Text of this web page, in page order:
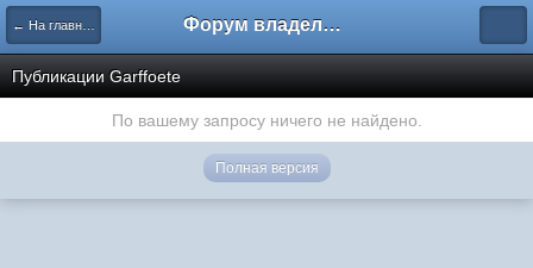
← На главную Форум владельцев интернет-магазинов
Публикации Garffoete
По вашему запросу ничего не найдено.
Полная версия